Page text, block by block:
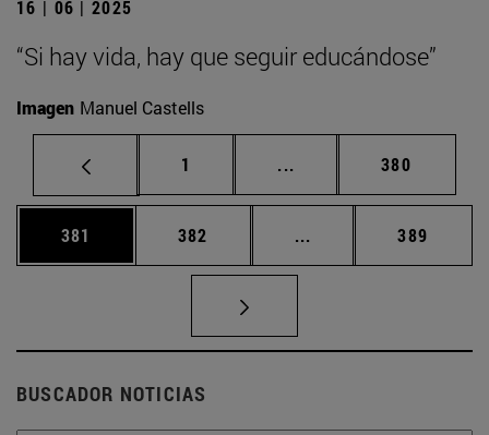
16 | 06 | 2025
“Si hay vida, hay que seguir educándose”
Imagen Manuel Castells
Página
1 ... Páginas intermedias
Página
380
Página
381 Página
382 ... Páginas intermedias
Página
389
BUSCADOR NOTICIAS